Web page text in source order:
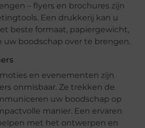
– flyers en brochures zijn
Een drukkerij kan u
beste formaat, papiergewicht,
uw boodschap over te brengen.
en evenementen zijn
onmisbaar. Ze trekken de
uw boodschap op
manier. Een ervaren
met het ontwerpen en